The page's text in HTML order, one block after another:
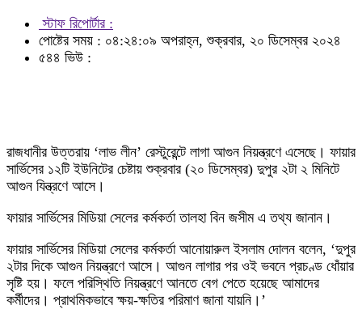
স্টাফ রিপোর্টার :
পোষ্টের সময় : ০৪:২৪:০৯ অপরাহ্ন, শুক্রবার, ২০ ডিসেম্বর ২০২৪
৫৪৪ ভিউ :
রাজধানীর উত্তরায় ‘লাভ লীন’ রেস্টুরেন্টে লাগা আগুন নিয়ন্ত্রণে এসেছে। ফায়ার
সার্ভিসের ১২টি ইউনিটের চেষ্টায় শুক্রবার (২০ ডিসেম্বর) দুপুর ২টা ২ মিনিটে
আগুন যিন্ত্রণে আসে।
ফায়ার সার্ভিসের মিডিয়া সেলের কর্মকর্তা তালহা বিন জসীম এ তথ্য জানান।
ফায়ার সার্ভিসের মিডিয়া সেলের কর্মকর্তা আনোয়ারুল ইসলাম দোলন বলেন, ‘দুপুর
২টার দিকে আগুন নিয়ন্ত্রণে আসে। আগুন লাগার পর ওই ভবনে প্রচণ্ড ধোঁয়ার
সৃষ্টি হয়। ফলে পরিস্থিতি নিয়ন্ত্রণে আনতে বেগ পেতে হয়েছে আমাদের
কর্মীদের। প্রাথমিকভাবে ক্ষয়-ক্ষতির পরিমাণ জানা যায়নি।’